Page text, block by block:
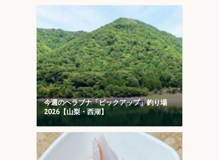
今週のヘラブナ「ピックアップ」釣り場
2026【山梨・西湖】